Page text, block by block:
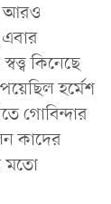
আরও
কিনেছে
হর্মেশ
গোবিন্দার
কাদের
মতো